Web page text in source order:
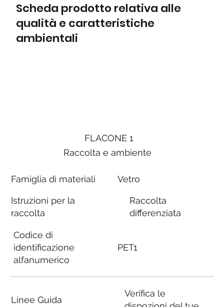
Scheda prodotto relativa alle
qualità e caratteristiche
ambientali
FLACONE 1
Raccolta e ambiente
Famiglia di materiali
Istruzioni per la
raccolta
Codice di
identificazione
alfanumerico
Linee Guida
Vetro
Raccolta
differenziata
PET1
Verifica le